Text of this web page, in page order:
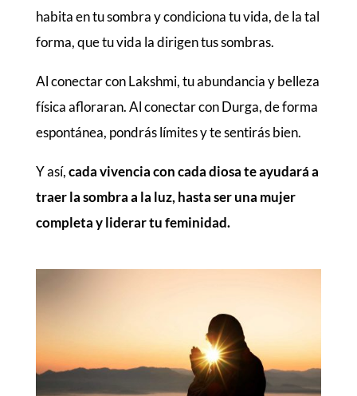
habita en tu sombra y condiciona tu vida, de la tal
forma, que tu vida la dirigen tus sombras.
Al conectar con Lakshmi, tu abundancia y belleza
física afloraran. Al conectar con Durga, de forma
espontánea, pondrás límites y te sentirás bien.
Y así,cada vivencia con cada diosa te ayudará a
traer la sombra a la luz, hasta ser una mujer
completa y liderar tu feminidad.